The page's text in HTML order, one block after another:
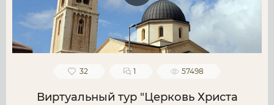
32 1 57498
Виртуальный тур "Церковь Христа